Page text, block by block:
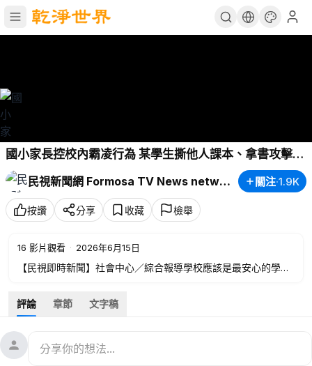
國小家長控校內霸凌行為 某學生撕他人課本、拿書攻擊－
民視新聞
民視新聞網 Formosa TV News network
關注·1.9K
按讚 分享 收藏 檢舉
16 影片觀看 · 2026年6月15日
【民視即時新聞】社會中心／綜合報導學校應該是最安心的學習
上的一名男學生，多次出現撕毀同學課本、拿書攻擊同學等脫序
行為，讓其他孩子相當害怕，雖然學生媽媽清楚這些狀況，但疑
離方式上課，維護其他人的受教權利。
--
評論 章節 文字稿